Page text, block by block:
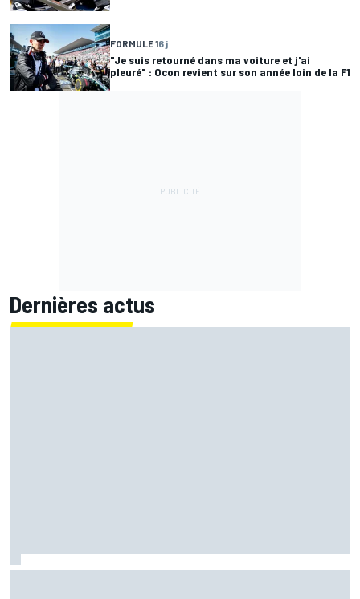
FORMULE 16 j
"Je suis retourné dans ma voiture et j'ai
pleuré" : Ocon revient sur son année loin de la F1
Dernières actus